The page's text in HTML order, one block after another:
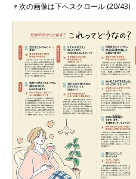
▼次の画像は下へスクロール (20/43)